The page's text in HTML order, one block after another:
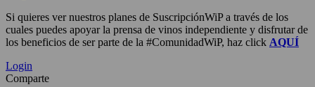
Si quieres ver nuestros planes de SuscripciónWiP a través de los
cuales puedes apoyar la prensa de vinos independiente y disfrutar de
los beneficios de ser parte de la #ComunidadWiP, haz click AQUÍ
Login
Comparte